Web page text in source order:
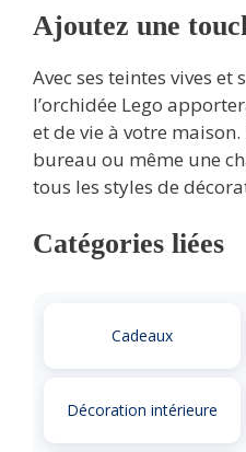
Ajoutez une
Avec ses teintes vives et
l’orchidée Lego
et de vie à votre
bureau ou même une
tous les styles de
Catégories liées
Cadeaux
Décoration intérieure